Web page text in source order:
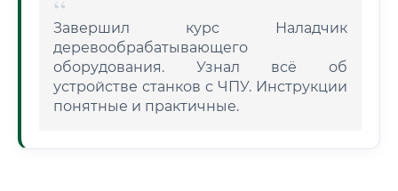
Завершил курс Наладчик
деревообрабатывающего
оборудования. Узнал всё об
устройстве станков с ЧПУ. Инструкции
понятные и практичные.